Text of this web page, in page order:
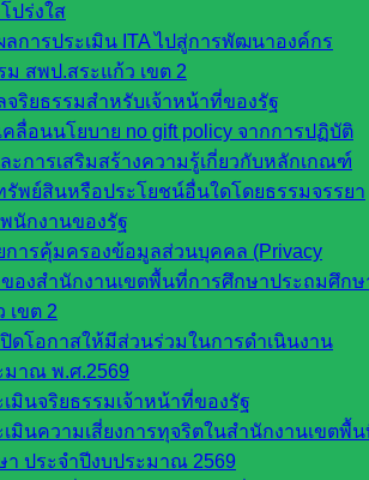
ปร่งใส
ลการประเมิน ITA ไปสู่การพัฒนาองค์กร
ม สพป.สระแก้ว เขต 2
จริยธรรมสำหรับเจ้าหน้าที่ของรัฐ
คลื่อนนโยบาย no gift policy จากการปฏิบัติ
ะการเสริมสร้างความรู้เกี่ยวกับหลักเกณฑ์
รัพย์สินหรือประโยชน์อื่นใดโดยธรรมจรรยา
นักงานของรัฐ
การคุ้มครองข้อมูลส่วนบุคคล (Privacy
ของสำนักงานเขตพื้นที่การศึกษาประถมศึกษ
เขต 2
ปิดโอกาสให้มีส่วนร่วมในการดำเนินงาน
มาณ พ.ศ.2569
เมินจริยธรรมเจ้าหน้าที่ของรัฐ
เมินความเสี่ยงการทุจริตในสำนักงานเขตพื้
า ประจำปีงบประมาณ 2569